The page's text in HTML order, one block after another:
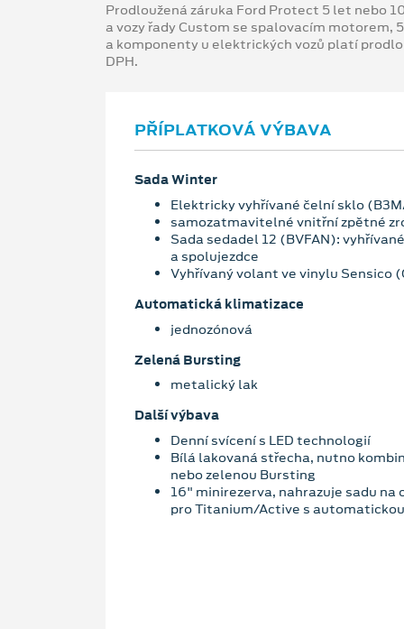
Prodloužená záruka Ford Protect 5 let nebo
a vozy řady Custom se spalovacím motorem,
a komponenty u elektrických vozů platí
DPH.
PŘÍPLATKOVÁ VÝBAVA
Sada Winter
Elektricky vyhřívané čelní sklo
samozatmavitelné vnitřní zpětné
Sada sedadel 12 (BVFAN):
a spolujezdce
Vyhřívaný volant ve vinylu Sensico
Automatická klimatizace
jednozónová
Zelená Bursting
metalický lak
Další výbava
Denní svícení s LED technologií
Bílá lakovaná střecha, nutno
nebo zelenou Bursting
16" minirezerva, nahrazuje sadu na
pro Titanium/Active s